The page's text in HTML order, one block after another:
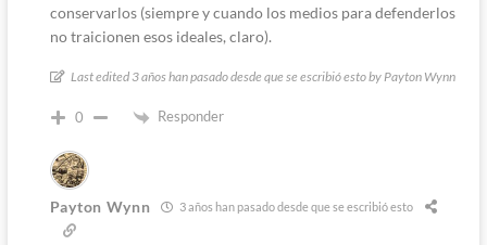
conservarlos (siempre y cuando los medios para defenderlos
no traicionen esos ideales, claro).
Last edited 3 años han pasado desde que se escribió esto by Payton Wynn
0 Responder
Payton Wynn 3 años han pasado desde que se escribió esto